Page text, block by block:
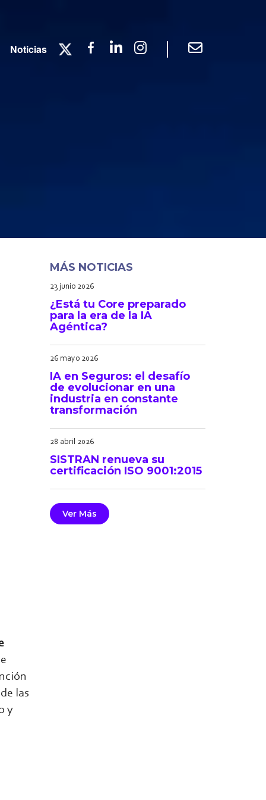
Noticias Twitter Facebook
LinkedinInstagram Contacto
las
y
MÁS NOTICIAS
23 junio 2026
¿Está tu Core preparado
para la era de la IA
Agéntica?
26 mayo 2026
IA en Seguros: el desafío
de evolucionar en una
industria en constante
transformación
28 abril 2026
SISTRAN renueva su
certificación ISO 9001:2015
Ver Más